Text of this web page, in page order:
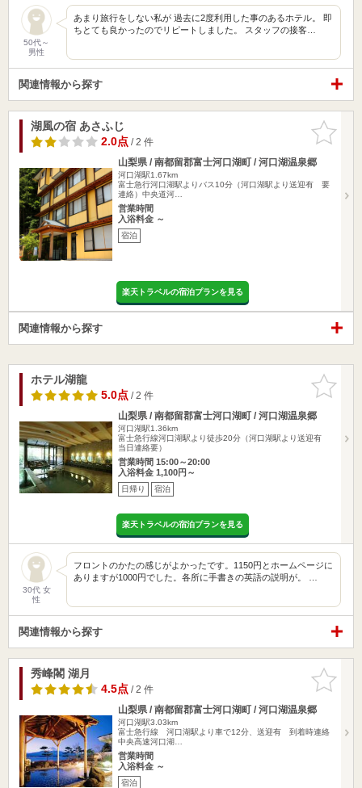
50代～
男性
あまり旅行をしない私が 過去に2度利用した事のあるホテル。 即
ちとても良かったのでリピートしました。 スタッフの接客…
関連情報から探す
お気に入
りに追加
湖風の宿 あさふじ
2.0点/ 2 件
山梨県 / 南都留郡富士河口湖町 / 河口湖温泉郷
河口湖駅1.67km
富士急行河口湖駅よりバス10分（河口湖駅より送迎有 要
連絡）中央道河…
営業時間
入浴料金 ～
宿泊
楽天トラベルの宿泊プランを見る
関連情報から探す
お気に入
りに追加
ホテル湖龍
5.0点/ 2 件
山梨県 / 南都留郡富士河口湖町 / 河口湖温泉郷
河口湖駅1.36km
富士急行線河口湖駅より徒歩20分（河口湖駅より送迎有
当日連絡要）
営業時間 15:00～20:00
入浴料金 1,100円～
日帰り 宿泊
楽天トラベルの宿泊プランを見る
30代 女
性
フロントのかたの感じがよかったです。1150円とホームページに
ありますが1000円でした。各所に手書きの英語の説明が。 …
関連情報から探す
お気に入
りに追加
秀峰閣 湖月
4.5点/ 2 件
山梨県 / 南都留郡富士河口湖町 / 河口湖温泉郷
河口湖駅3.03km
富士急行線 河口湖駅より車で12分、送迎有 到着時連絡
中央高速河口湖…
営業時間
入浴料金 ～
宿泊